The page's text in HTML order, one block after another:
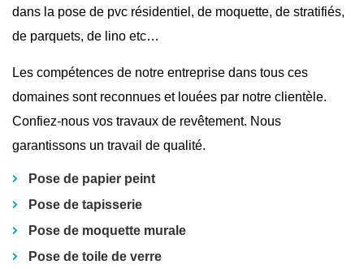
dans la pose de pvc résidentiel, de moquette, de stratifiés,
de parquets, de lino etc…
Les compétences de notre entreprise dans tous ces
domaines sont reconnues et louées par notre clientèle.
Confiez-nous vos travaux de revêtement. Nous
garantissons un travail de qualité.
Pose de papier peint
Pose de tapisserie
Pose de moquette murale
Pose de toile de verre